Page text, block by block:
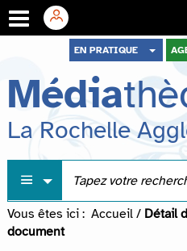
menu
contenu
recherche
EN PRATIQUE
Média
La Rochelle
Vous êtes ici : Accueil / Détail
document